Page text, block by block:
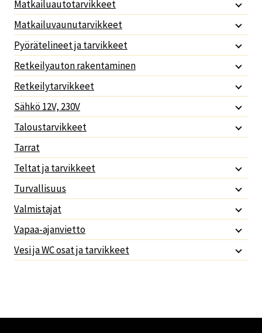
Matkailuautotarvikkeet
Matkailuvaunutarvikkeet
Pyörätelineet ja tarvikkeet
Retkeilyauton rakentaminen
Retkeilytarvikkeet
Sähkö 12V, 230V
Taloustarvikkeet
Tarrat
Teltat ja tarvikkeet
Turvallisuus
Valmistajat
Vapaa-ajanvietto
Vesi ja WC osat ja tarvikkeet